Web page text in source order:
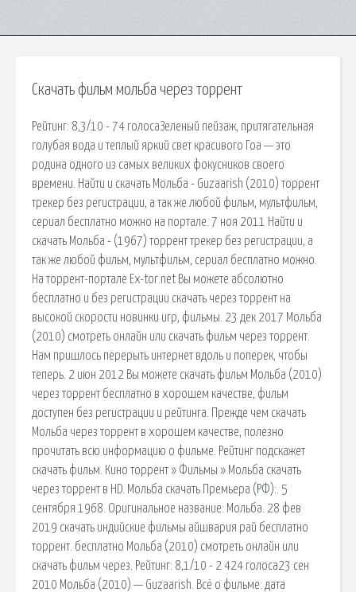
Скачать фильм мольба через торрент
Рейтинг: 8,3/10 - 74 голосаЗеленый пейзаж, притягательная
голубая вода и теплый яркий свет красивого Гоа — это
родина одного из самых великих фокусников своего
времени. Найти и скачать Мольба - Guzaarish (2010) торрент
трекер без регистрации, а так же любой фильм, мультфильм,
сериал бесплатно можно на портале. 7 ноя 2011 Найти и
скачать Мольба - (1967) торрент трекер без регистрации, а
так же любой фильм, мультфильм, сериал бесплатно можно.
На торрент-портале Ex-tor.net Вы можете абсолютно
бесплатно и без регистрации скачать через торрент на
высокой скорости новинки игр, фильмы. 23 дек 2017 Мольба
(2010) смотреть онлайн или скачать фильм через торрент.
Нам пришлось перерыть интернет вдоль и поперек, чтобы
теперь. 2 июн 2012 Вы можете скачать фильм Мольба (2010)
через торрент бесплатно в хорошем качестве, фильм
доступен без регистрации и рейтинга. Прежде чем скачать
Мольба через торрент в хорошем качестве, полезно
прочитать всю информацию о фильме. Рейтинг подскажет
скачать фильм. Кино торрент » Фильмы » Мольба cкачать
через торрент в HD. Мольба cкачать Премьера (РФ):. 5
сентября 1968. Оригинальное название: Мольба. 28 фев
2019 скачать индийские фильмы айшвария рай бесплатно
торрент. бесплатно Мольба (2010) смотреть онлайн или
скачать фильм через. Рейтинг: 8,1/10 - 2 424 голоса23 сен
2010 Мольба (2010) — Guzaarish. Всё о фильме: дата